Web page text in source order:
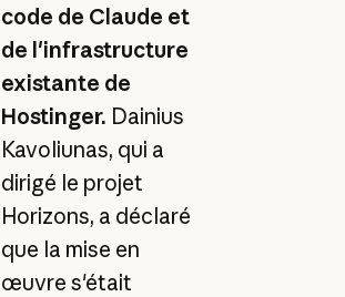
code de Claude et
de l'infrastructure
existante de
Hostinger. Dainius
Kavoliunas, qui a
dirigé le projet
Horizons, a déclaré
que la mise en
œuvre s'était